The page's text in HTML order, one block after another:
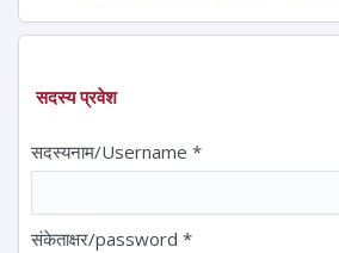
सदस्य प्रवेश
सदस्यनाम/Username *
संकेताक्षर/password *